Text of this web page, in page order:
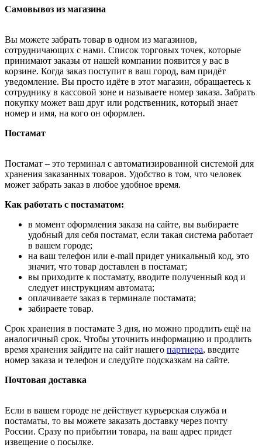
Самовывоз из магазина
Вы можете забрать товар в одном из магазинов,
сотрудничающих с нами. Список торговых точек, которые
принимают заказы от нашей компании появится у вас в
корзине. Когда заказ поступит в ваш город, вам придёт
уведомление. Вы просто идёте в этот магазин, обращаетесь к
сотруднику в кассовой зоне и называете номер заказа. Забрать
покупку может ваш друг или родственник, который знает
номер и имя, на кого он оформлен.
Постамат
Постамат – это терминал с автоматизированной системой для
хранения заказанных товаров. Удобство в том, что человек
может забрать заказ в любое удобное время.
Как работать с постаматом:
в момент оформления заказа на сайте, вы выбираете
удобный для себя постамат, если такая система работает
в вашем городе;
на ваш телефон или e-mail придет уникальный код, это
значит, что товар доставлен в постамат;
вы приходите к постамату, вводите полученный код и
следует инструкциям автомата;
оплачиваете заказ в терминале постамата;
забираете товар.
Срок хранения в постамате 3 дня, но можно продлить ещё на
аналогичный срок. Чтобы уточнить информацию и продлить
время хранения зайдите на сайт нашего партнера, введите
номер заказа и телефон и следуйте подсказкам на сайте.
Почтовая доставка
Если в вашем городе не действует курьерская служба и
постаматы, то вы можете заказать доставку через почту
России. Сразу по прибытии товара, на ваш адрес придет
извещение о посылке.